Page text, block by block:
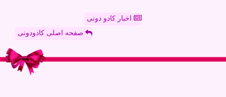
اخبار کادو دونی
صفحه اصلی کادودونی